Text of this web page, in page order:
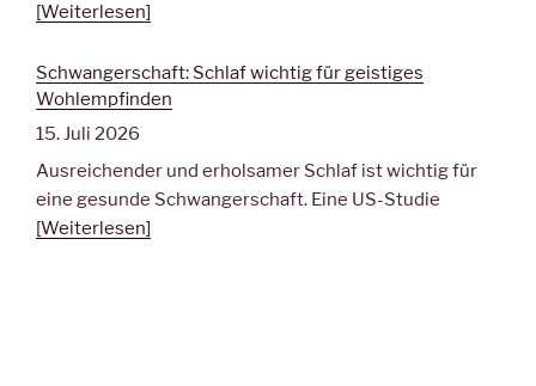
[Weiterlesen]
Schwangerschaft: Schlaf wichtig für geistiges
Wohlempfinden
15. Juli 2026
Ausreichender und erholsamer Schlaf ist wichtig für
eine gesunde Schwangerschaft. Eine US-Studie
[Weiterlesen]